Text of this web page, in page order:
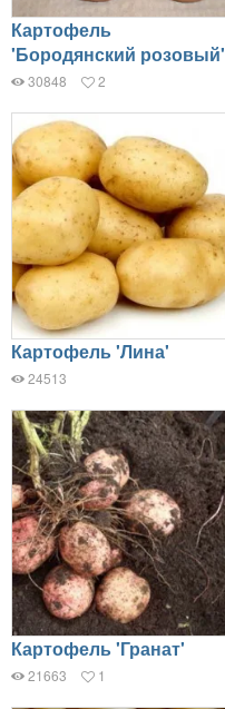
Картофель
'Бородянский розовый'
30848 2
Картофель 'Лина'
24513
Картофель 'Гранат'
21663 1